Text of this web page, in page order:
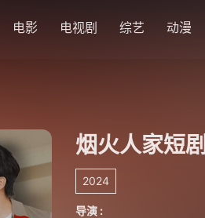
电影 电视剧 综艺 动漫
烟火人家短剧
2024
导演 :